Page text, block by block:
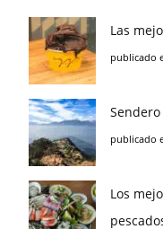
Las
publicado
publicado
Los